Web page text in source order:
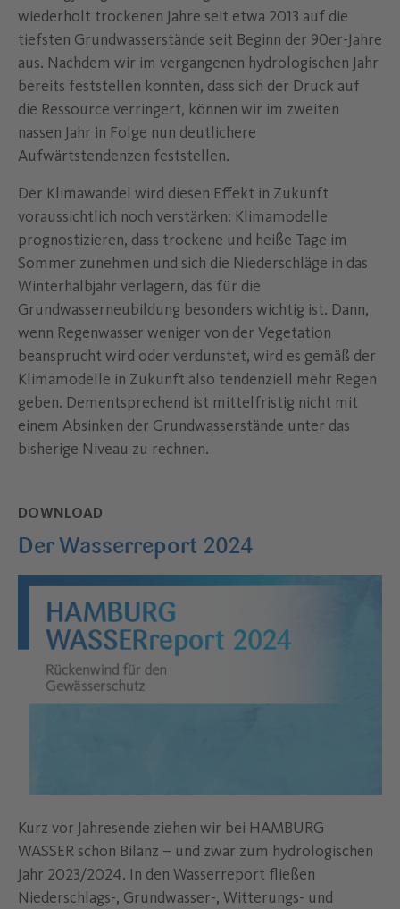
wiederholt trockenen Jahre seit etwa 2013 auf die
tiefsten Grundwasserstände seit Beginn der 90er-Jahre
aus. Nachdem wir im vergangenen hydrologischen Jahr
bereits feststellen konnten, dass sich der Druck auf
die Ressource verringert, können wir im zweiten
nassen Jahr in Folge nun deutlichere
Aufwärtstendenzen feststellen.
Der Klimawandel wird diesen Effekt in Zukunft
voraussichtlich noch verstärken: Klimamodelle
prognostizieren, dass trockene und heiße Tage im
Sommer zunehmen und sich die Niederschläge in das
Winterhalbjahr verlagern, das für die
Grundwasserneubildung besonders wichtig ist. Dann,
wenn Regenwasser weniger von der Vegetation
beansprucht wird oder verdunstet, wird es gemäß der
Klimamodelle in Zukunft also tendenziell mehr Regen
geben. Dementsprechend ist mittelfristig nicht mit
einem Absinken der Grundwasserstände unter das
bisherige Niveau zu rechnen.
Der Wasserreport 2024
–
DOWNLOAD
Kurz vor Jahresende ziehen wir bei HAMBURG
WASSER schon Bilanz – und zwar zum hydrologischen
Jahr 2023/2024. In den Wasserreport fließen
Niederschlags-, Grundwasser-, Witterungs- und